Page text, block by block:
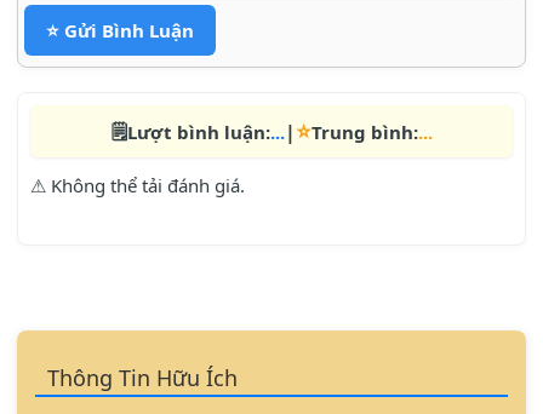
⭐ Gửi Bình Luận
🗒️Lượt bình luận:...|⭐Trung bình:...
⚠ Không thể tải đánh giá.
Thông Tin Hữu Ích